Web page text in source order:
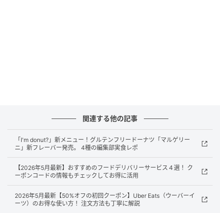
関連する他の記事
「I'm donut?」新メニュー！グルテンフリードーナツ「マルゲリー
ニ」新フレーバー発売。 4種の編集部実食レポ
【2026年5月最新】おすすめのフードデリバリーサービス４選！ ク
ーポンコードの情報もチェックしてお得に活用
2026年5月最新【50%オフの初回クーポン】Uber Eats（ウーバーイ
ーツ）のお得な使い方！ 注文方法も丁寧に解説